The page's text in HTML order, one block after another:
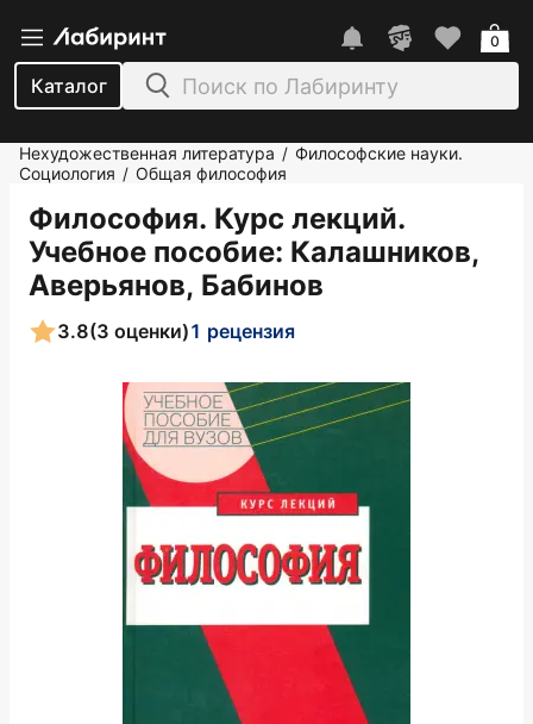
Каталог
0
Нехудожественная литература / Философские науки.
Социология / Общая философия
Философия. Курс лекций.
Учебное пособие: Калашников,
Аверьянов, Бабинов
3.8(3 оценки)1 рецензия